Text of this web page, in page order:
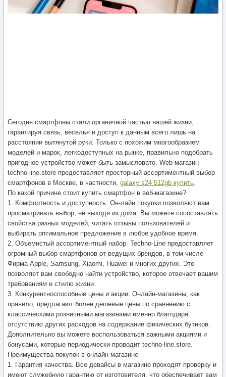
Сегодня смартфоны стали органичной частью нашей жизни,
гарантируя связь, веселья и доступ к данным всего лишь на
расстоянии вытянутой руки. Только с похожим многообразием
моделей и марок, легкодоступных на рынке, правильно подобрать
пригодное устройство может быть замысловато. Web-магазин
techno-line.store предоставляет просторный ассортиментный выбор
смартфонов в Москве, в частности, galaxy s24 512gb купить.
По какой причине стоит купить смартфон в веб-магазине?
1. Комфортность и доступность. Он-лайн покупки позволяют вам
просматривать выбор, не выходя из дома. Вы можете сопоставлять
свойства разных моделей, читать отзывы пользователей и
выбирать оптимальное предложение в любое удобное время.
2. Объемистый ассортиментный набор. Techno-Line предоставляет
огромный выбор смартфонов от ведущих брендов, в том числе
Фирма Apple, Samsung, Xiaomi, Huawei и многих других. Это
позволяет вам свободно найти устройство, которое отвечает вашим
требованиям и стилю жизни.
3. Конкурентноспособные цены и акции. Онлайн-магазины, как
правило, предлагают более дешевые цены по сравнению с
классическими розничными магазинами именно благодаря
отсутствию других расходов на содержание физических бутиков.
Дополнительно вы можете воспользоваться важными акциями и
бонусами, которые периодически проводит techno-line.store.
Преимущества покупок в онлайн-магазине
1. Гарантия качества. Все девайсы в магазине проходят проверку и
имеют служебную гарантию от изготовителя, что обеспечивает вам